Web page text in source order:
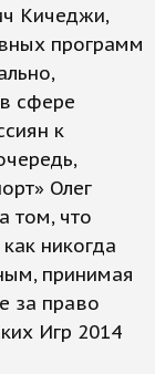
Кичеджи,
программ
сфере
к
Олег
том, что
никогда
принимая
за право
Игр 2014